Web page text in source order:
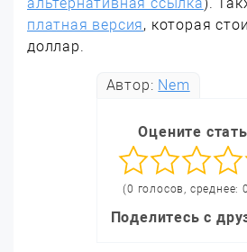
платная версия, которая
доллар.
Автор: Nem
Оцените
(0 голосов, среднее:
Поделитесь с